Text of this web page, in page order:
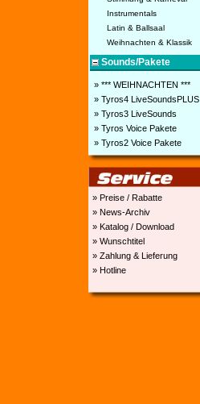
Instrumentals
Latin & Ballsaal
Weihnachten & Klassik
Sounds/Pakete
» *** WEIHNACHTEN ***
» Tyros4 LiveSoundsPLUS
» Tyros3 LiveSounds
» Tyros Voice Pakete
» Tyros2 Voice Pakete
» Preise / Rabatte
» News-Archiv
» Katalog / Download
» Wunschtitel
» Zahlung & Lieferung
» Hotline